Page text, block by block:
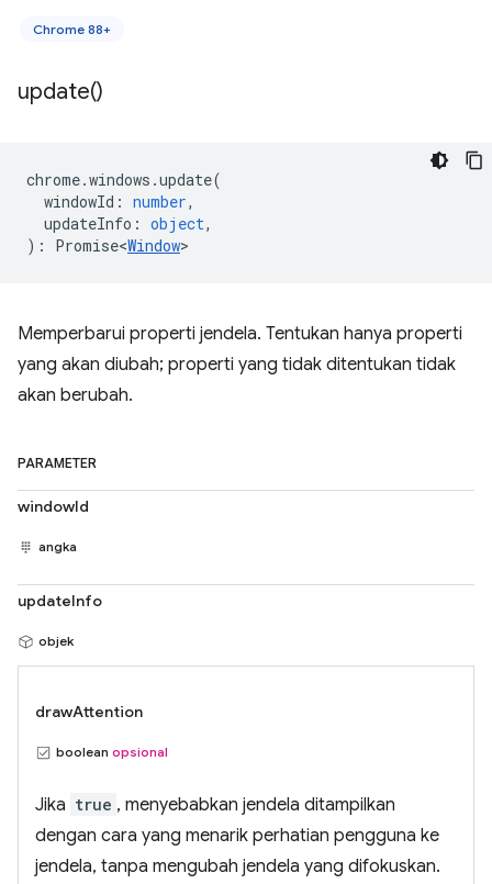
Chrome 88+
update()
chrome.windows .update(
windowId : number,
updateInfo : object,
) : Promise<Window>
Memperbarui properti jendela. Tentukan hanya properti
yang akan diubah; properti yang tidak ditentukan tidak
akan berubah.
PARAMETER
windowId
angka
updateInfo
objek
drawAttention
boolean opsional
Jika true , menyebabkan jendela ditampilkan
dengan cara yang menarik perhatian pengguna ke
jendela, tanpa mengubah jendela yang difokuskan.